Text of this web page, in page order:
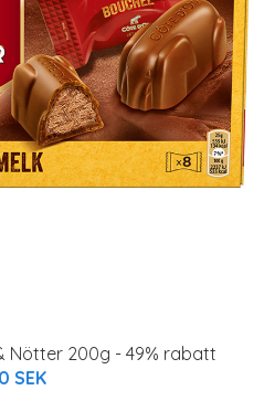
Nötter 200g - 49% rabatt
SEK